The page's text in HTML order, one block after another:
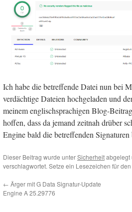
Ich habe die betreffende Datei nun bei
verdächtige Dateien hochgeladen und
meinem englischsprachigen Blog-
hoffen, dass da jemand zeitnah drüber
Engine bald die betreffenden Signaturen
Dieser Beitrag wurde unterSicherheitabgelegt
verschlagwortet. Setze ein Lesezeichen für den
← Ärger mit G Data Signatur-Update
Engine A 25.29776